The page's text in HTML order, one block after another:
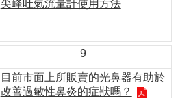
尖峰吐氣流量計使用方法
9
目前市面上所販賣的光鼻器有助於
改善過敏性鼻炎的症狀嗎？